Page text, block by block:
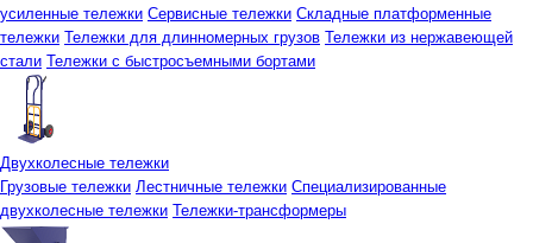
усиленные тележки Сервисные тележки Складные платформенные
тележки Тележки для длинномерных грузов Тележки из нержавеющей
стали Тележки с быстросъемными бортами
Двухколесные тележки
Грузовые тележки Лестничные тележки Специализированные
двухколесные тележки Тележки-трансформеры